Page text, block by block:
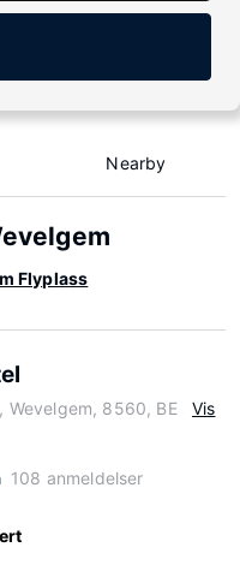
Nearby
Flyplass
Wevelgem, 8560, BE
Vis
108 anmeldelser